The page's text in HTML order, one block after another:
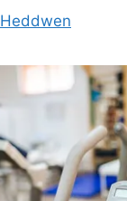
Heddwen